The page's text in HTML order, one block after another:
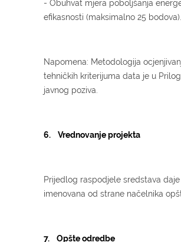
- Obuhvat mjera poboljšanja
efikasnosti (maksimalno 25 bodova).
Napomena: Metodologija
tehničkih kriterijuma data je u
javnog poziva.
6. Vrednovanje projekta
Prijedlog raspodjele sredstava daje
imenovana od strane načelnika
7. Opšte odredbe